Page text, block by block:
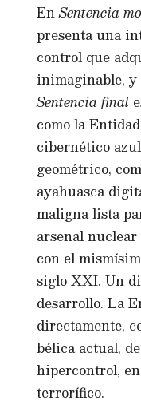
EnSentencia
presenta una
control que
inimaginable,
Sentencia final
como la
cibernético
geométrico,
ayahuasca
maligna lista
arsenal
con el
siglo XXI. Un
desarrollo. La
directamente,
bélica actual,
hipercontrol,
terrorífico.